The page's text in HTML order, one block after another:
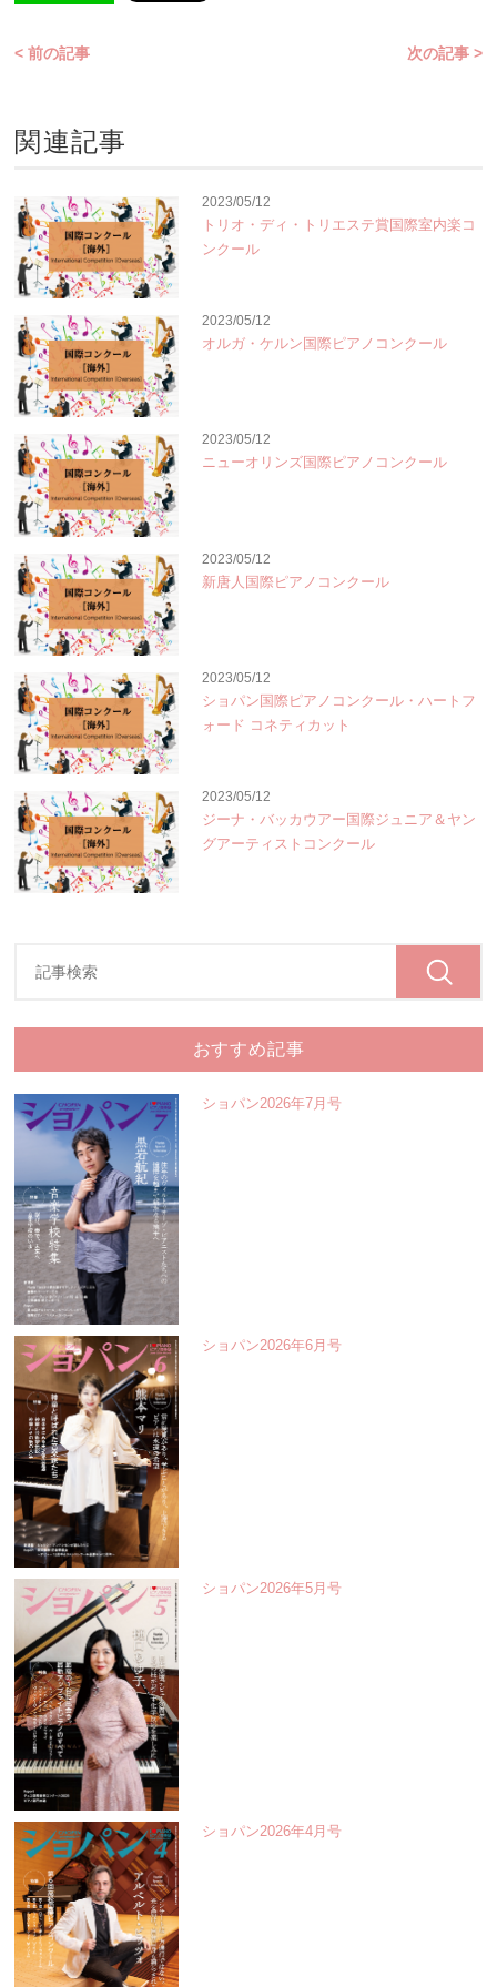
< 前の記事 次の記事 >
関連記事
2023/05/12
トリオ・ディ・トリエステ賞国際室内楽コ
ンクール
2023/05/12
オルガ・ケルン国際ピアノコンクール
2023/05/12
ニューオリンズ国際ピアノコンクール
2023/05/12
新唐人国際ピアノコンクール
2023/05/12
ショパン国際ピアノコンクール・ハートフ
ォード コネティカット
2023/05/12
ジーナ・バッカウアー国際ジュニア＆ヤン
グアーティストコンクール
おすすめ記事
ショパン2026年7月号
ショパン2026年6月号
ショパン2026年5月号
ショパン2026年4月号